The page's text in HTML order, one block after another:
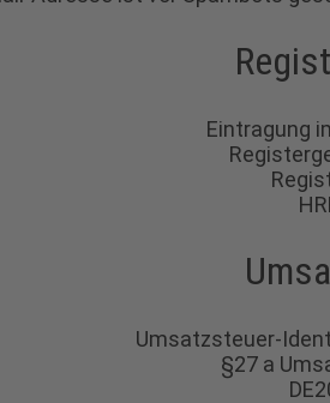
Eintragung
Umsatzsteuer-
§27 a